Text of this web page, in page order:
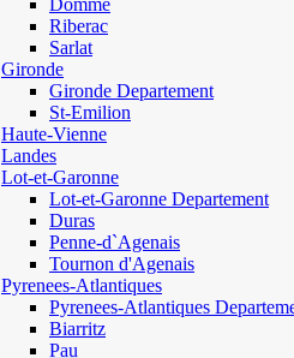
Domme
Riberac
Sarlat
Gironde
Gironde Departement
St-Emilion
Haute-Vienne
Landes
Lot-et-Garonne
Lot-et-Garonne Departement
Duras
Penne-d`Agenais
Tournon d'Agenais
Pyrenees-Atlantiques
Pyrenees-Atlantiques
Biarritz
Pau